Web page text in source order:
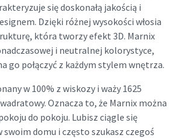
się doskonałą jakością i
Dzięki różnej wysokości włosia
która tworzy efekt 3D. Marnix
i neutralnej kolorystyce,
go połączyć z każdym stylem wnętrza.
w 100% z wiskozy i waży 1625
Oznacza to, że Marnix można
do pokoju. Lubisz ciągle się
domu i często szukasz czegoś